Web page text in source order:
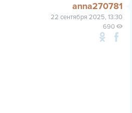
anna270781
22 сентября 2025, 13:30
690